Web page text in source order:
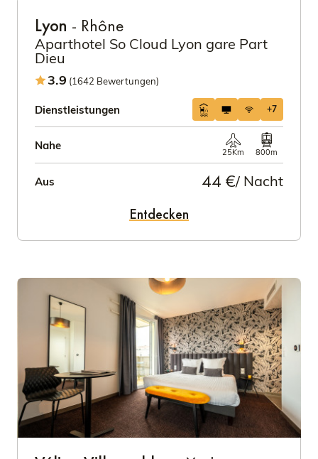
Lyon - Rhône
Aparthotel So Cloud Lyon gare Part
Dieu
3.9 (1642 Bewertungen)
Dienstleistungen +7
Nahe
25Km 800m
Aus 44 €/ Nacht
Entdecken